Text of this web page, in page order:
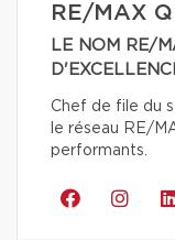
RE/MAX
LE NOM RE/
Chef de file du
le réseau RE/
performants.